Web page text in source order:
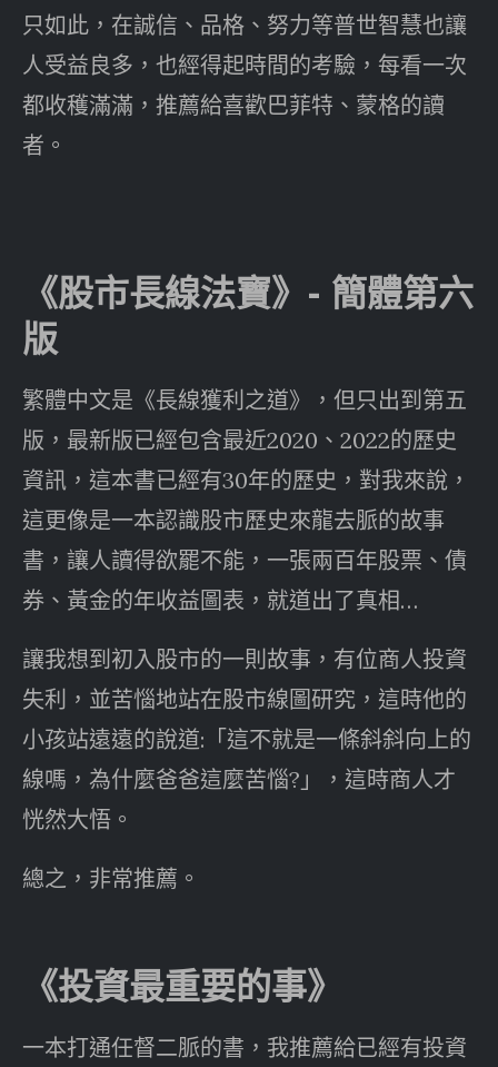
只如此，在誠信、品格、努力等普世智慧也讓
人受益良多，也經得起時間的考驗，每看一次
都收穫滿滿，推薦給喜歡巴菲特、蒙格的讀
者。
《股市長線法寶》- 簡體第六
版
繁體中文是《長線獲利之道》，但只出到第五
版，最新版已經包含最近2020、2022的歷史
資訊，這本書已經有30年的歷史，對我來說，
這更像是一本認識股市歷史來龍去脈的故事
書，讓人讀得欲罷不能，一張兩百年股票、債
券、黃金的年收益圖表，就道出了真相…
讓我想到初入股市的一則故事，有位商人投資
失利，並苦惱地站在股市線圖研究，這時他的
小孩站遠遠的說道:「這不就是一條斜斜向上的
線嗎，為什麼爸爸這麼苦惱?」，這時商人才
恍然大悟。
總之，非常推薦。
《投資最重要的事》
一本打通任督二脈的書，我推薦給已經有投資